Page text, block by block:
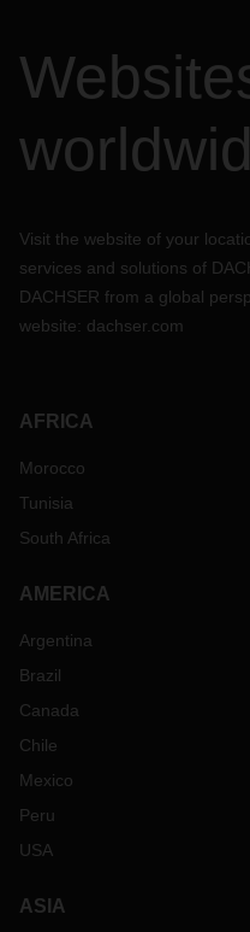
Visit the website of your
services and solutions of
DACHSER from a global
website: dachser.com
AFRICA
Morocco
Tunisia
South Africa
AMERICA
Argentina
Brazil
Canada
Chile
Mexico
Peru
USA
ASIA